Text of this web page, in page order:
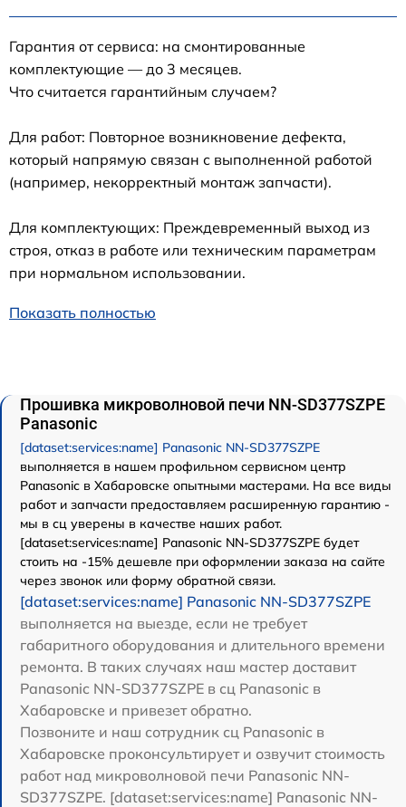
Гарантия от сервиса: на смонтированные
комплектующие — до 3 месяцев.
Что считается гарантийным случаем?
Для работ: Повторное возникновение дефекта,
который напрямую связан с выполненной работой
(например, некорректный монтаж запчасти).
Для комплектующих: Преждевременный выход из
строя, отказ в работе или техническим параметрам
при нормальном использовании.
Показать полностью
Прошивка микроволновой печи NN-SD377SZPE
Panasonic
[dataset:services:name] Panasonic NN-SD377SZPE
выполняется в нашем профильном сервисном центр
Panasonic в Хабаровске опытными мастерами. На все виды
работ и запчасти предоставляем расширенную гарантию -
мы в сц уверены в качестве наших работ.
[dataset:services:name] Panasonic NN-SD377SZPE будет
стоить на -15% дешевле при оформлении заказа на сайте
через звонок или форму обратной связи.
[dataset:services:name] Panasonic NN-SD377SZPE
выполняется на выезде, если не требует
габаритного оборудования и длительного времени
ремонта. В таких случаях наш мастер доставит
Panasonic NN-SD377SZPE в сц Panasonic в
Хабаровске и привезет обратно.
Позвоните и наш сотрудник сц Panasonic в
Хабаровске проконсультирует и озвучит стоимость
работ над микроволновой печи Panasonic NN-
SD377SZPE. [dataset:services:name] Panasonic NN-